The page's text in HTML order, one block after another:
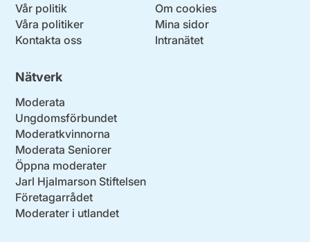
Vår politik
Våra politiker
Kontakta oss
Om cookies
Mina sidor
Intranätet
Nätverk
Moderata
Ungdomsförbundet
Moderatkvinnorna
Moderata Seniorer
Öppna moderater
Jarl Hjalmarson Stiftelsen
Företagarrådet
Moderater i utlandet